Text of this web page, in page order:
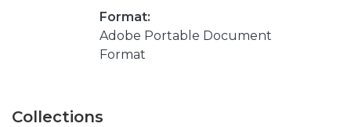
Format:
Adobe Portable Document
Format
Collections